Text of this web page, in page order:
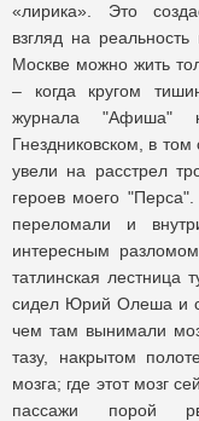
«лирика». Это
взгляд на
Москве можно жить
– когда кругом
журнала
Гнездниковском, в
увели на расстрел
героев моего
переломали и
интересным
татлинская лестница
сидел Юрий Олеша и
чем там вынимали
тазу, накрытом
мозга; где этот мозг
пассажи порой